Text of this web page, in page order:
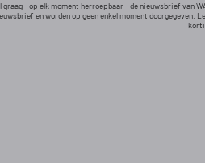
graag - op elk moment herroepbaar - de nieuwsbrief van
en worden op geen enkel moment doorgegeven.